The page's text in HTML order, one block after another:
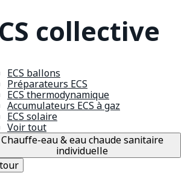
collective
ECS ballons
Préparateurs ECS
ECS thermodynamique
Accumulateurs ECS à gaz
ECS solaire
Voir tout
Chauffe-eau & eau chaude sanitaire
individuelle